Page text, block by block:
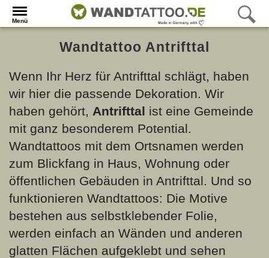
Menü
Wandtattoo Antrifttal
Wenn Ihr Herz für Antrifttal schlägt, haben
wir hier die passende Dekoration. Wir
haben gehört, Antrifttal ist eine Gemeinde
mit ganz besonderem Potential.
Wandtattoos mit dem Ortsnamen werden
zum Blickfang in Haus, Wohnung oder
öffentlichen Gebäuden in Antrifttal. Und so
funktionieren Wandtattoos: Die Motive
bestehen aus selbstklebender Folie,
werden einfach an Wänden und anderen
glatten Flächen aufgeklebt und sehen